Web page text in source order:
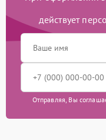
действует
Отправляя, Вы